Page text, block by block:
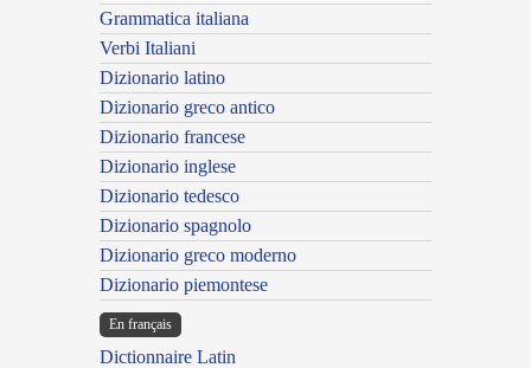
Grammatica italiana
Verbi Italiani
Dizionario latino
Dizionario greco antico
Dizionario francese
Dizionario inglese
Dizionario tedesco
Dizionario spagnolo
Dizionario greco moderno
Dizionario piemontese
En français
Dictionnaire Latin